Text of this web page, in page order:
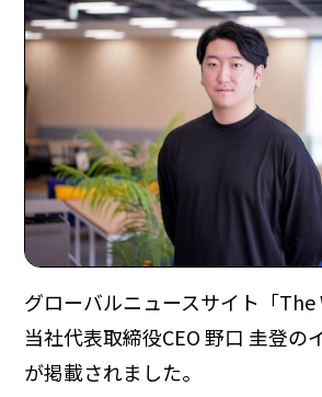
グローバルニュースサイト「
当社代表取締役CEO 野口 圭登の
が掲載されました。